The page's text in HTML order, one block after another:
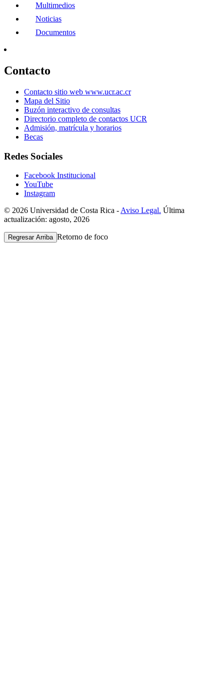
Multimedios
Noticias
Documentos
Contacto
Contacto sitio web www.ucr.ac.cr
Mapa del Sitio
Buzón interactivo de consultas
Directorio completo de contactos UCR
Admisión, matrícula y horarios
Becas
Redes Sociales
Facebook Institucional
YouTube
Instagram
© 2026 Universidad de Costa Rica - Aviso Legal. Última
actualización: agosto, 2026
Regresar Arriba Retorno de foco